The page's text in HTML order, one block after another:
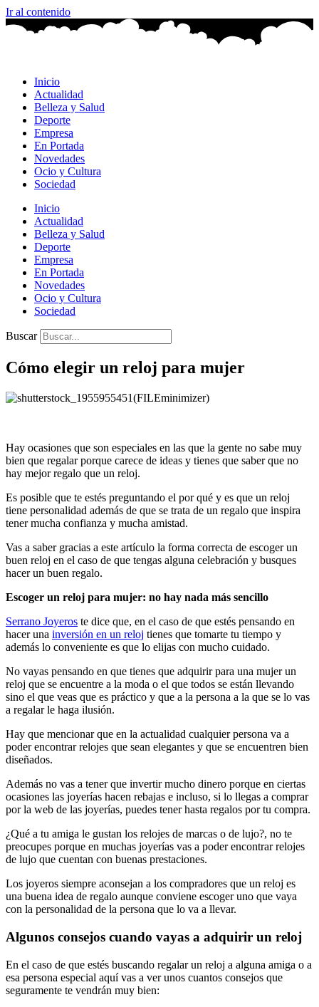
Ir al contenido
Inicio
Actualidad
Belleza y Salud
Deporte
Empresa
En Portada
Novedades
Ocio y Cultura
Sociedad
Inicio
Actualidad
Belleza y Salud
Deporte
Empresa
En Portada
Novedades
Ocio y Cultura
Sociedad
Buscar
Cómo elegir un reloj para mujer
Hay ocasiones que son especiales en las que la gente no sabe muy
bien que regalar porque carece de ideas y tienes que saber que no
hay mejor regalo que un reloj.
Es posible que te estés preguntando el por qué y es que un reloj
tiene personalidad además de que se trata de un regalo que inspira
tener mucha confianza y mucha amistad.
Vas a saber gracias a este artículo la forma correcta de escoger un
buen reloj en el caso de que tengas alguna celebración y busques
hacer un buen regalo.
Escoger un reloj para mujer: no hay nada más sencillo
Serrano Joyeros te dice que, en el caso de que estés pensando en
hacer una inversión en un reloj tienes que tomarte tu tiempo y
además lo conveniente es que lo elijas con mucho cuidado.
No vayas pensando en que tienes que adquirir para una mujer un
reloj que se encuentre a la moda o el que todos se están llevando
sino el que veas que es práctico y que a la persona a la que se lo vas
a regalar le haga ilusión.
Hay que mencionar que en la actualidad cualquier persona va a
poder encontrar relojes que sean elegantes y que se encuentren bien
diseñados.
Además no vas a tener que invertir mucho dinero porque en ciertas
ocasiones las joyerías hacen rebajas e incluso, si lo llegas a comprar
por la web de las joyerías, puedes tener hasta regalos por tu compra.
¿Qué a tu amiga le gustan los relojes de marcas o de lujo?, no te
preocupes porque en muchas joyerías vas a poder encontrar relojes
de lujo que cuentan con buenas prestaciones.
Los joyeros siempre aconsejan a los compradores que un reloj es
una buena idea de regalo aunque conviene escoger uno que vaya
con la personalidad de la persona que lo va a llevar.
Algunos consejos cuando vayas a adquirir un reloj
En el caso de que estés buscando regalar un reloj a alguna amiga o a
esa persona especial aquí vas a ver unos cuantos consejos que
seguramente te vendrán muy bien: